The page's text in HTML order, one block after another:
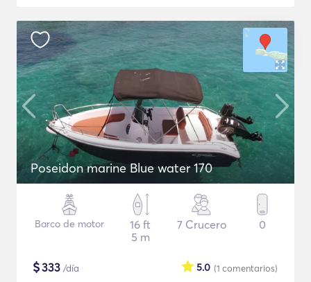
Poseidon marine Blue water 170
Barco de motor
16 ft
5 m
7 Crucero 0
$333 /día (1 comentarios)
5.0